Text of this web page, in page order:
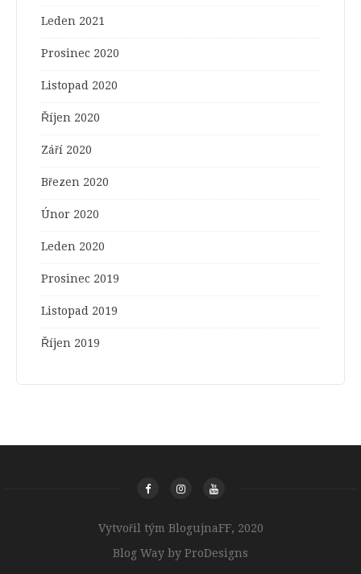
Leden 2021
Prosinec 2020
Listopad 2020
Říjen 2020
Září 2020
Březen 2020
Únor 2020
Leden 2020
Prosinec 2019
Listopad 2019
Říjen 2019
Vytvořil tým BlogujnaFF, 2020
Blog Way by ProDesigns